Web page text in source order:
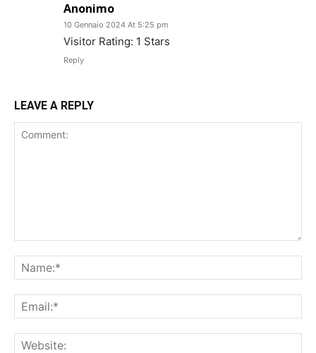
Anonimo
10 Gennaio 2024 At 5:25 pm
Visitor Rating: 1 Stars
Reply
LEAVE A REPLY